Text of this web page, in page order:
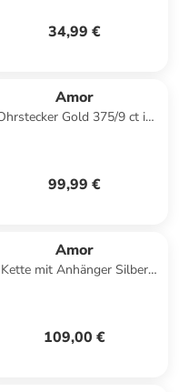
34,99 €
Amor
Gold 375/9 ct in
99,99 €
Amor
Kette mit Anhänger Silber
109,00 €